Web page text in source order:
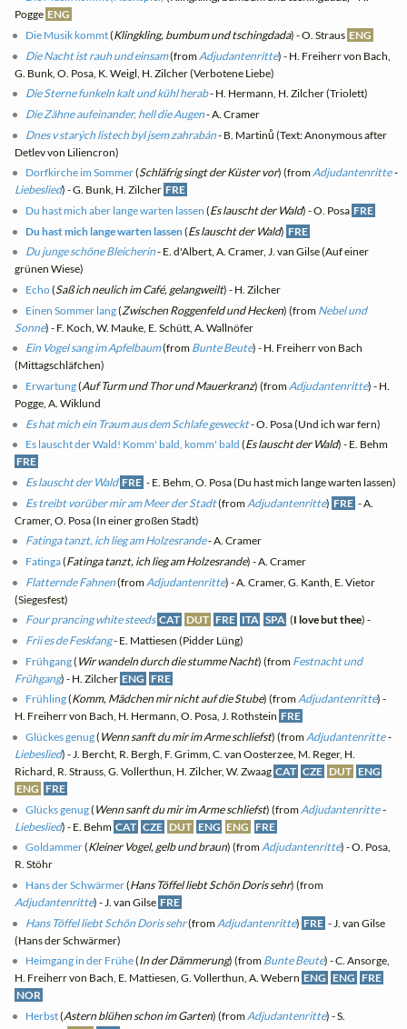
Pogge ENG
Die Musik kommt(Klingkling, bumbum und tschingdada) - O. Straus ENG
Die Nacht ist rauh und einsam(from Adjudantenritte) - H. Freiherr von Bach,
G. Bunk, O. Posa, K. Weigl, H. Zilcher (Verbotene Liebe)
Die Sterne funkeln kalt und kühl herab- H. Hermann, H. Zilcher (Triolett)
Die Zähne aufeinander, hell die Augen- A. Cramer
Dnes v starých listech byl jsem zahrabán- B. Martinů (Text: Anonymous after
Detlev von Liliencron)
Dorfkirche im Sommer(Schläfrig singt der Küster vor) (fromAdjudantenritte-
Liebeslied) - G. Bunk, H. Zilcher FRE
Du hast mich aber lange warten lassen (Es lauscht der Wald) - O. Posa FRE
Du hast mich lange warten lassen(Es lauscht der Wald) FRE
Du junge schöne Bleicherin- E. d'Albert, A. Cramer, J. van Gilse (Auf einer
grünen Wiese)
Echo(Saß ich neulich im Café, gelangweilt) - H. Zilcher
Einen Sommer lang(Zwischen Roggenfeld und Hecken) (from Nebel und
Sonne) - F. Koch, W. Mauke, E. Schütt, A. Wallnöfer
Ein Vogel sang im Apfelbaum(from Bunte Beute) - H. Freiherr von Bach
(Mittagschläfchen)
Erwartung(Auf Turm und Thor und Mauerkranz) (fromAdjudantenritte) - H.
Pogge, A. Wiklund
Es hat mich ein Traum aus dem Schlafe geweckt- O. Posa (Und ich war fern)
Es lauscht der Wald! Komm' bald, komm' bald (Es lauscht der Wald) - E. Behm
FRE
Es lauscht der Wald FRE - E. Behm, O. Posa (Du hast mich lange warten lassen)
Es treibt vorüber mir am Meer der Stadt(from Adjudantenritte) FRE - A.
Cramer, O. Posa (In einer großen Stadt)
Fatinga tanzt, ich lieg am Holzesrande- A. Cramer
Fatinga(Fatinga tanzt, ich lieg am Holzesrande) - A. Cramer
Flatternde Fahnen(from Adjudantenritte) - A. Cramer, G. Kanth, E. Vietor
(Siegesfest)
Four prancing white steeds CAT DUT FRE ITA SPA (I love but thee) -
Frii es de Feskfang- E. Mattiesen (Pidder Lüng)
Frühgang( Wir wandeln durch die stumme Nacht) (from Festnacht und
Frühgang) - H. Zilcher ENG FRE
Frühling(Komm, Mädchen mir nicht auf die Stube) (fromAdjudantenritte) -
H. Freiherr von Bach, H. Hermann, O. Posa, J. Rothstein FRE
Glückes genug( Wenn sanft du mir im Arme schliefst) (fromAdjudantenritte-
Liebeslied) - J. Bercht, R. Bergh, F. Grimm, C. van Oosterzee, M. Reger, H.
Richard, R. Strauss, G. Vollerthun, H. Zilcher, W. Zwaag CAT CZE DUT ENG
ENG FRE
Glücks genug( Wenn sanft du mir im Arme schliefst) (from Adjudantenritte-
Liebeslied) - E. Behm CAT CZE DUT ENG ENG FRE
Goldammer(Kleiner Vogel, gelb und braun) (fromAdjudantenritte) - O. Posa,
R. Stöhr
Hans der Schwärmer(Hans Töffel liebt Schön Doris sehr) (from
Adjudantenritte) - J. van Gilse FRE
Hans Töffel liebt Schön Doris sehr(from Adjudantenritte) FRE - J. van Gilse
(Hans der Schwärmer)
Heimgang in der Frühe(In der Dämmerung) (from Bunte Beute) - C. Ansorge,
H. Freiherr von Bach, E. Mattiesen, G. Vollerthun, A. Webern ENG ENG FRE
NOR
Herbst(Astern blühen schon im Garten) (fromAdjudantenritte) - S.